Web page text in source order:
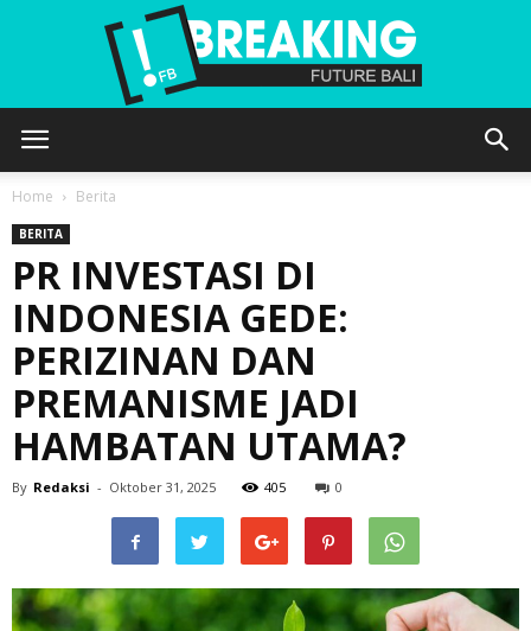
Bali
Home Berita
BERITA
PR INVESTASI DI
INDONESIA GEDE:
PERIZINAN DAN
PREMANISME JADI
HAMBATAN UTAMA?
By Redaksi - Oktober 31, 2025 405 0